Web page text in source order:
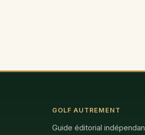
GOLF AUTREMENT
Guide éditorial